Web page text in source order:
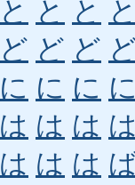
と と と
ど ど ど
に に に
は は は
は は は